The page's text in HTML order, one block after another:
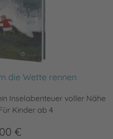
die Wette rennen
Inselabenteuer voller Nähe
Kinder ab 4
€